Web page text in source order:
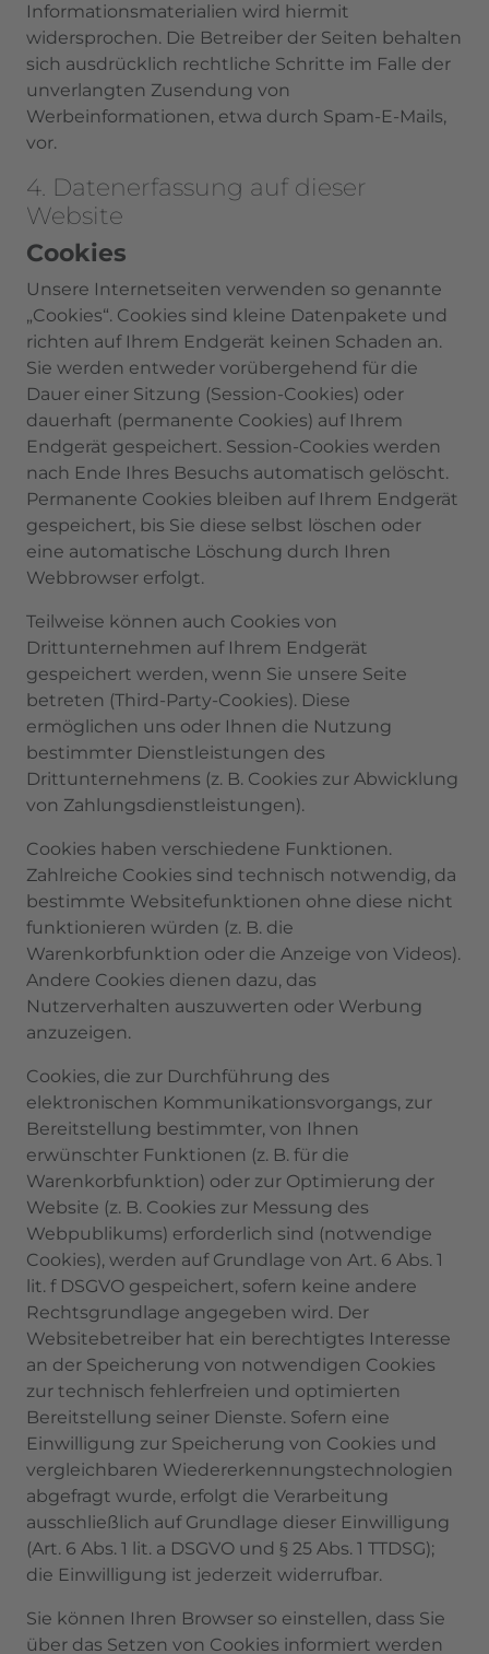
Informationsmaterialien wird hiermit
widersprochen. Die Betreiber der Seiten behalten
sich ausdrücklich rechtliche Schritte im Falle der
unverlangten Zusendung von
Werbeinformationen, etwa durch Spam-E-Mails,
vor.
4. Datenerfassung auf dieser
Website
Cookies
Unsere Internetseiten verwenden so genannte
„Cookies“. Cookies sind kleine Datenpakete und
richten auf Ihrem Endgerät keinen Schaden an.
Sie werden entweder vorübergehend für die
Dauer einer Sitzung (Session-Cookies) oder
dauerhaft (permanente Cookies) auf Ihrem
Endgerät gespeichert. Session-Cookies werden
nach Ende Ihres Besuchs automatisch gelöscht.
Permanente Cookies bleiben auf Ihrem Endgerät
gespeichert, bis Sie diese selbst löschen oder
eine automatische Löschung durch Ihren
Webbrowser erfolgt.
Teilweise können auch Cookies von
Drittunternehmen auf Ihrem Endgerät
gespeichert werden, wenn Sie unsere Seite
betreten (Third-Party-Cookies). Diese
ermöglichen uns oder Ihnen die Nutzung
bestimmter Dienstleistungen des
Drittunternehmens (z. B. Cookies zur Abwicklung
von Zahlungsdienstleistungen).
Cookies haben verschiedene Funktionen.
Zahlreiche Cookies sind technisch notwendig, da
bestimmte Websitefunktionen ohne diese nicht
funktionieren würden (z. B. die
Warenkorbfunktion oder die Anzeige von Videos).
Andere Cookies dienen dazu, das
Nutzerverhalten auszuwerten oder Werbung
anzuzeigen.
Cookies, die zur Durchführung des
elektronischen Kommunikationsvorgangs, zur
Bereitstellung bestimmter, von Ihnen
erwünschter Funktionen (z. B. für die
Warenkorbfunktion) oder zur Optimierung der
Website (z. B. Cookies zur Messung des
Webpublikums) erforderlich sind (notwendige
Cookies), werden auf Grundlage von Art. 6 Abs. 1
lit. f DSGVO gespeichert, sofern keine andere
Rechtsgrundlage angegeben wird. Der
Websitebetreiber hat ein berechtigtes Interesse
an der Speicherung von notwendigen Cookies
zur technisch fehlerfreien und optimierten
Bereitstellung seiner Dienste. Sofern eine
Einwilligung zur Speicherung von Cookies und
vergleichbaren Wiedererkennungstechnologien
abgefragt wurde, erfolgt die Verarbeitung
ausschließlich auf Grundlage dieser Einwilligung
(Art. 6 Abs. 1 lit. a DSGVO und § 25 Abs. 1 TTDSG);
die Einwilligung ist jederzeit widerrufbar.
Sie können Ihren Browser so einstellen, dass Sie
über das Setzen von Cookies informiert werden